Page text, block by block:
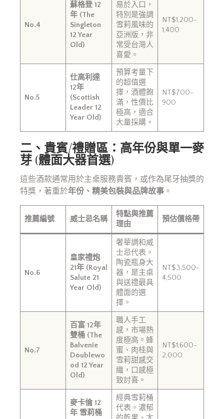
No.4
蘇格登 12
年 (The
Singleton
12 Year
Old)
易於入口，
特別是強調
雪莉風味的
亞洲版，非
常受台灣人
喜愛。
NT$1,200-
1,400
No.5
仕高利達
12年
(Scottish
Leader 12
Year Old)
預算考量下
的超值選
擇，酒體飽
滿，性價比
極高，適合
大量採購。
NT$700-
900
二、貴賓/禮贈區：高年份與單一麥
芽 (體面大器首選)
這些酒款通常用於主桌服務貴賓，或作為尾牙抽獎的
特獎，著重於年份、精美包裝與品牌故事 。
推薦編號 威士忌名稱
特點與推薦
理由
預估價格帶
No.6
皇家禮炮
21年 (Royal
Salute 21
Year Old)
奢華調和威
士忌代表。
陶瓷瓶身大
器，是主桌
與送禮最具
體面的選
擇。
NT$3,500-
4,500
No.7
百富 12年
雙桶 (The
Balvenie
Doublewo
od 12 Year
Old)
職人手工
感，市場熱
度極高。蜂
蜜、肉桂與
雪莉甜感交
織，口感極
致討喜。
NT$1,600-
2,000
麥卡倫 12
年 雪莉桶
經典雪莉桶
代表。濃郁